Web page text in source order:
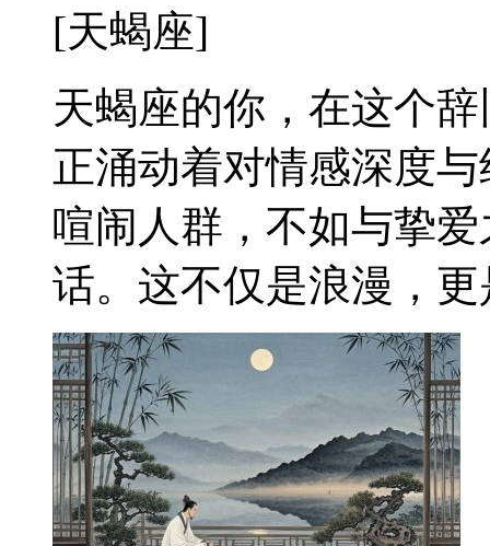
[天蝎座]
天蝎座的你，在这个
正涌动着对情感深度
喧闹人群，不如与挚
话。这不仅是浪漫，